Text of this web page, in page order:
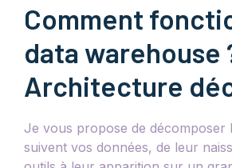
Comment
data warehouse
Architecture
Je vous propose de décomposer
suivent vos données, de leur